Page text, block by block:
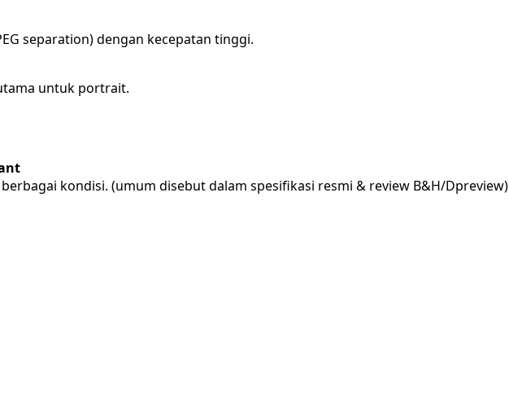
separation) dengan kecepatan tinggi.
untuk portrait.
kondisi. (umum disebut dalam spesifikasi resmi & review B&H/Dpreview)